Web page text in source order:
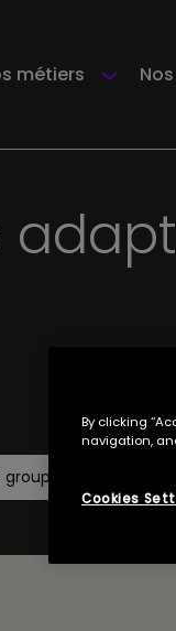
métiers
groupe étranger
By clicking
navigation,
Cookies